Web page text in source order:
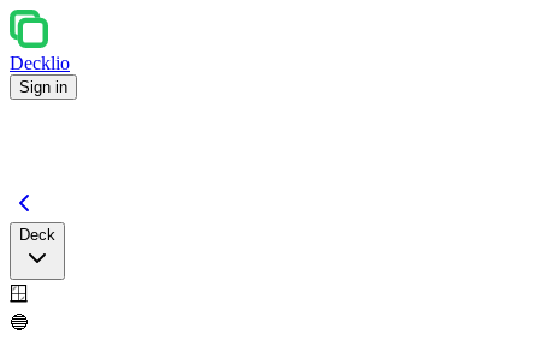
Decklio
Sign in
Deck
🪟
🔵